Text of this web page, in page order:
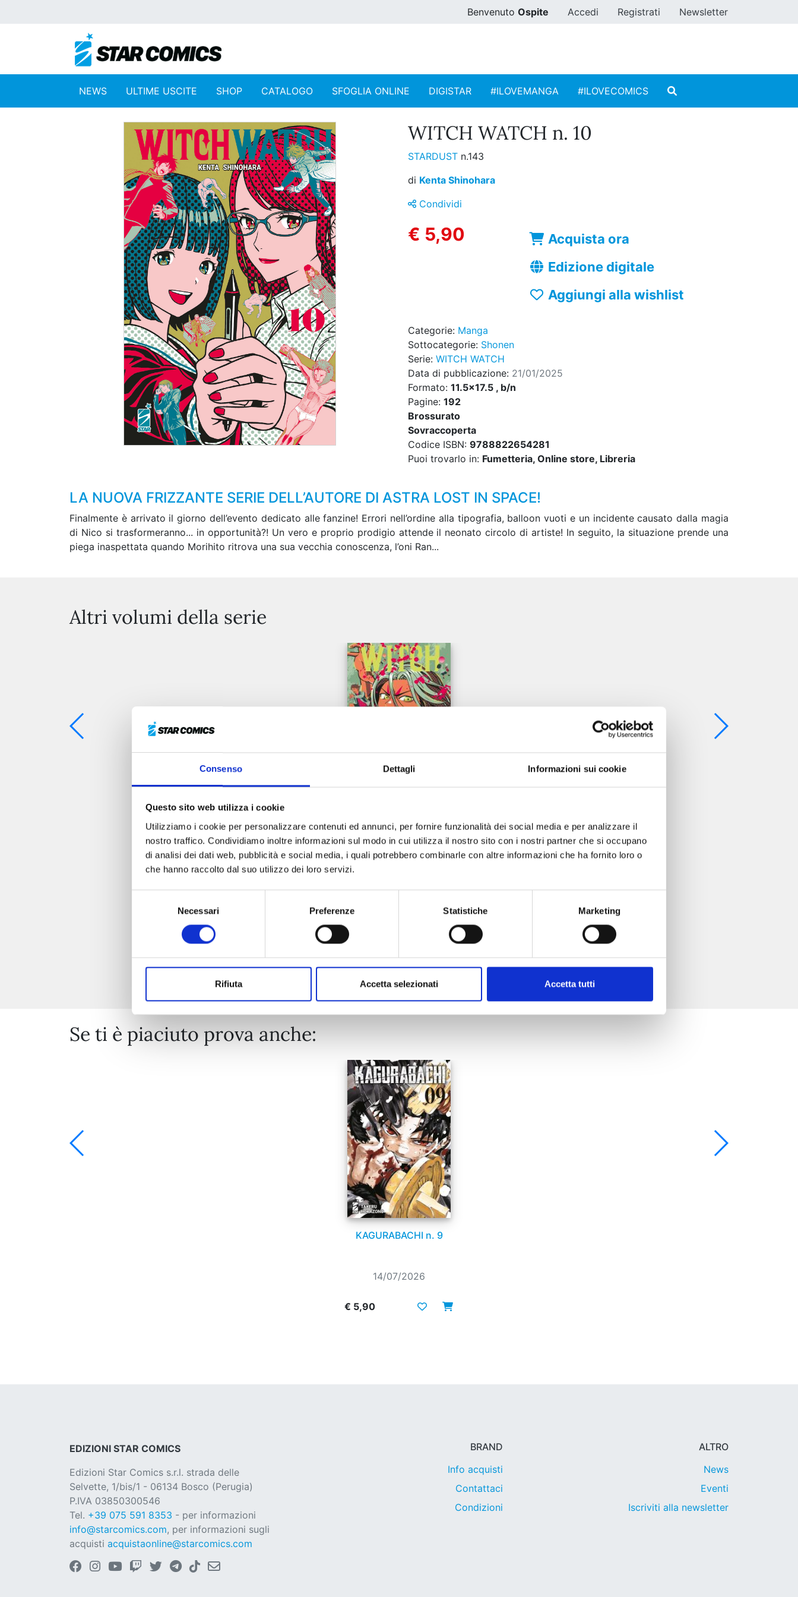
Consenso Dettagli Informazioni sui cookie
Questo sito web utilizza i cookie
Utilizziamo i cookie per personalizzare contenuti ed annunci, per fornire funzionalità dei social media e per analizzare il
nostro traffico. Condividiamo inoltre informazioni sul modo in cui utilizza il nostro sito con i nostri partner che si occupano
di analisi dei dati web, pubblicità e social media, i quali potrebbero combinarle con altre informazioni che ha fornito loro o
che hanno raccolto dal suo utilizzo dei loro servizi.
Necessari Preferenze Statistiche Marketing
Rifiuta Accetta selezionati Accetta tutti
Benvenuto Ospite Accedi Registrati Newsletter
NEWS ULTIME USCITE SHOP CATALOGO SFOGLIA ONLINE DIGISTAR #ILOVEMANGA #ILOVECOMICS
WITCH WATCH n. 10
STARDUST n.143
di Kenta Shinohara
Condividi
€ 5,90
Acquista ora
Edizione digitale
Aggiungi alla wishlist
Categorie: Manga
Sottocategorie: Shonen
Serie: WITCH WATCH
Data di pubblicazione: 21/01/2025
Formato: 11.5x17.5 , b/n
Pagine: 192
Brossurato
Sovraccoperta
Codice ISBN: 9788822654281
Puoi trovarlo in: Fumetteria, Online store, Libreria
LA NUOVA FRIZZANTE SERIE DELL’AUTORE DI ASTRA LOST IN SPACE!
Finalmente è arrivato il giorno dell’evento dedicato alle fanzine! Errori nell’ordine alla tipografia, balloon vuoti e un incidente causato dalla magia
di Nico si trasformeranno... in opportunità?! Un vero e proprio prodigio attende il neonato circolo di artiste! In seguito, la situazione prende una
piega inaspettata quando Morihito ritrova una sua vecchia conoscenza, l’oni Ran...
Altri volumi della serie
25/08/2026
€ 5,90
Mostra tutto
Se ti è piaciuto prova anche:
KAGURABACHI n. 9
14/07/2026
€ 5,90
EDIZIONI STAR COMICS
Edizioni Star Comics s.r.l. strada delle
Selvette, 1/bis/1 - 06134 Bosco (Perugia)
P.IVA 03850300546
Tel. +39 075 591 8353 - per informazioni
info@starcomics.com, per informazioni sugli
acquisti acquistaonline@starcomics.com
BRAND
Info acquisti
Contattaci
Condizioni
ALTRO
News
Eventi
Iscriviti alla newsletter